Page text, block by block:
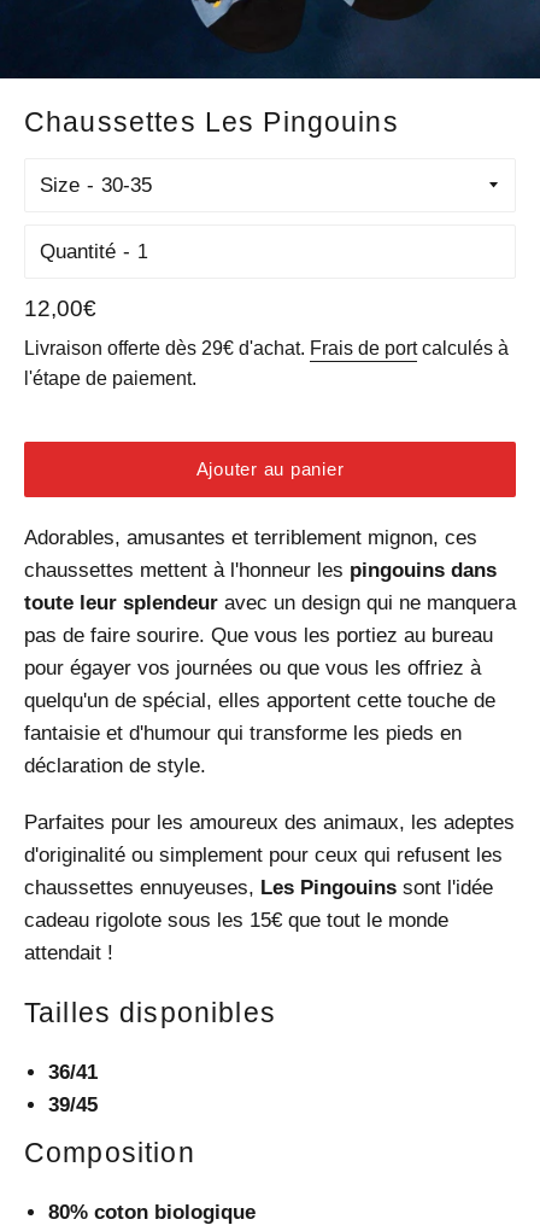
Chaussettes Les Pingouins
Size
Quantité
Prix
régulier
12,00€
Livraison offerte dès 29€ d'achat. Frais de portcalculés à
l'étape de paiement.
Ajouter au panier
Adorables, amusantes et terriblement mignon, ces
chaussettes mettent à l'honneur les pingouins dans
toute leur splendeur avec un design qui ne manquera
pas de faire sourire. Que vous les portiez au bureau
pour égayer vos journées ou que vous les offriez à
quelqu'un de spécial, elles apportent cette touche de
fantaisie et d'humour qui transforme les pieds en
déclaration de style.
Parfaites pour les amoureux des animaux, les adeptes
d'originalité ou simplement pour ceux qui refusent les
chaussettes ennuyeuses, Les Pingouins sont l'idée
cadeau rigolote sous les 15€ que tout le monde
attendait !
Tailles disponibles
36/41
39/45
Composition
80% coton biologique